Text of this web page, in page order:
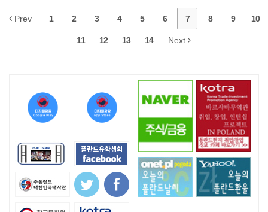
Prev 1 2 3 4 5 6 7 8 9 10
11 12 13 14 Next